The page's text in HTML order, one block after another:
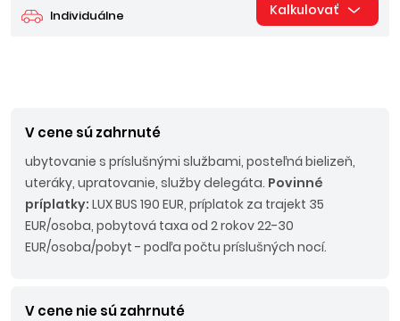
Individuálne Kalkulovať
V cene sú zahrnuté
ubytovanie s príslušnými službami, posteľná bielizeň,
uteráky, upratovanie, služby delegáta. Povinné
príplatky: LUX BUS 190 EUR, príplatok za trajekt 35
EUR/osoba, pobytová taxa od 2 rokov 22-30
EUR/osoba/pobyt - podľa počtu príslušných nocí.
V cene nie sú zahrnuté